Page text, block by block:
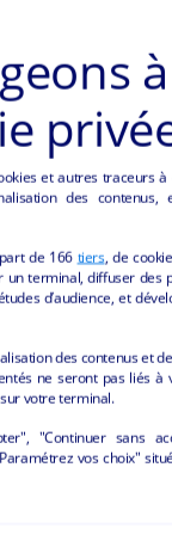
DE LA
à
et autres traceurs à
des contenus,
de 166 tiers, de
terminal, diffuser des
d’audience, et
des contenus et
ne seront pas liés à
votre terminal.
"Continuer sans
vos choix"